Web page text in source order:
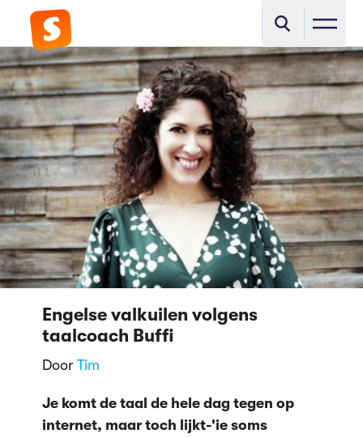
Engelse valkuilen volgens
taalcoach Buffi
Door Tim
Je komt de taal de hele dag tegen op
internet, maar toch lijkt-'ie soms